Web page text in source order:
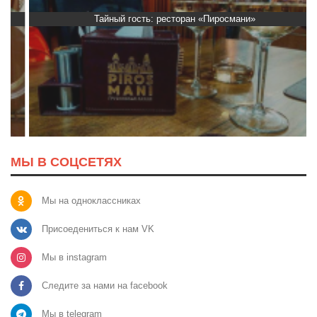
Тайный гость: ресторан «Пиросмани»
МЫ В СОЦСЕТЯХ
Мы на одноклассниках
Присоедениться к нам VK
Мы в instagram
Следите за нами на facebook
Мы в telegram